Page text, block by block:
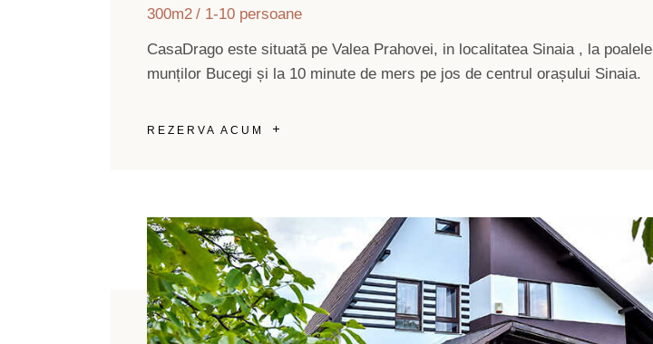
300m2 1-10 persoane
CasaDrago este situată pe Valea Prahovei, in localitatea Sinaia , la poalele
munților Bucegi și la 10 minute de mers pe jos de centrul orașului Sinaia.
REZERVA ACUM